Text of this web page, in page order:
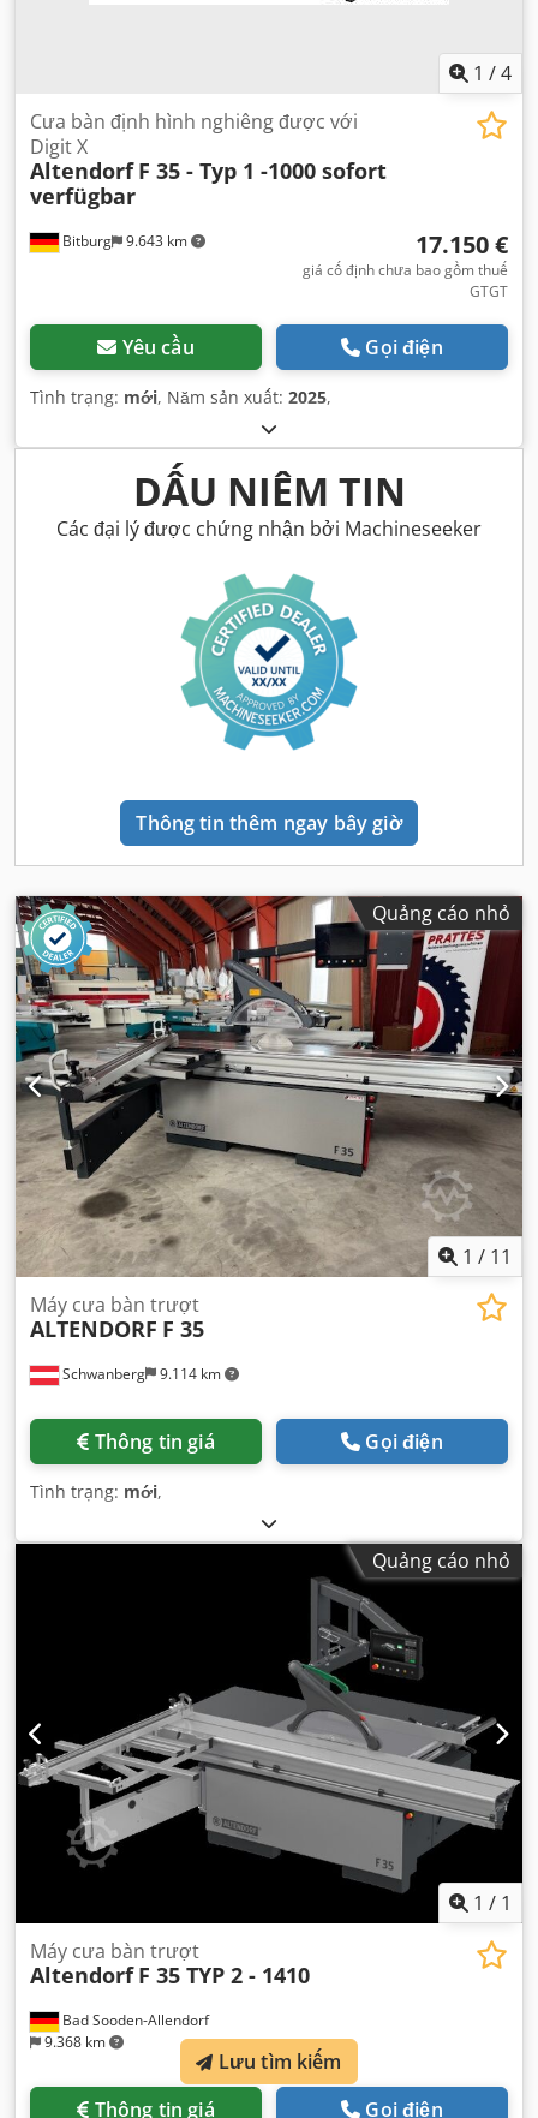
1 /4
Bitburg 9.643 km
Cưa bàn định hình nghiêng được với
Digit X
Altendorf F 35 - Typ 1 -1000 sofort
verfügbar
17.150 €
giá cố định chưa bao gồm thuế
GTGT
Yêu cầu Gọi điện
Tình trạng: mới, Năm sản xuất: 2025,
DẤU NIÊM TIN
Các đại lý được chứng nhận bởi Machineseeker
Thông tin thêm ngay bây giờ
Quảng cáo nhỏ
1 / 11
Schwanberg 9.114 km
Máy cưa bàn trượt
ALTENDORF F 35
Thông tin giá Gọi điện
Tình trạng: mới,
Quảng cáo nhỏ
1 / 1
Bad Sooden-Allendorf
9.368 km
Máy cưa bàn trượt
Altendorf F 35 TYP 2 - 1410
Thông tin giá Gọi điện
Lưu tìm kiếm